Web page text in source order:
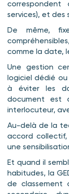
correspondent
services), et des
De même,
comme la date,
Une gestion
logiciel dédié
à éviter les
document est
interlocuteur,
Au-delà de la
accord
une
Et quand il
habitudes, la
de classement